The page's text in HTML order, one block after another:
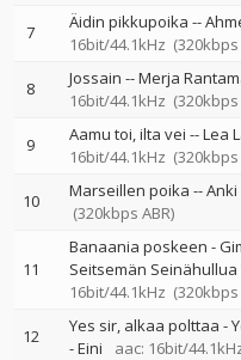
7 Äidin pikkupoika --
16bit/44.1kHz (320kbps
8 Jossain --Merja
16bit/44.1kHz (320kbps
9 Aamu toi, ilta vei --Lea
16bit/44.1kHz (320kbps
10 Marseillen poika --Anki
(320kbps ABR)
11
Banaania poskeen -
Seitsemän Seinähullua
16bit/44.1kHz (320kbps
12 Yes sir, alkaa polttaa -
-Eini aac: 16bit/